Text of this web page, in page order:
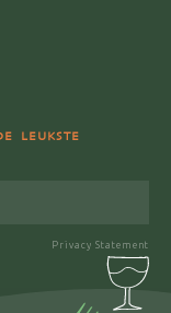
LEUKSTE
Privacy Statement